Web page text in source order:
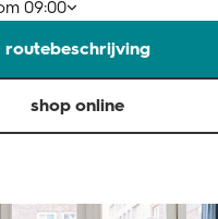
09:00
routebeschrijving
shop online